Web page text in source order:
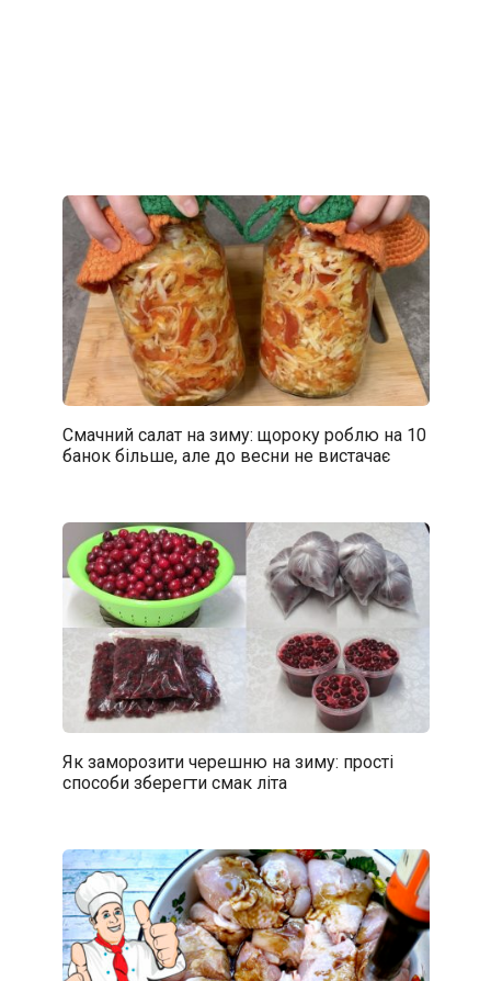
Смачний салат на зиму: щороку роблю на 10
банок більше, але до весни не вистачає
Як заморозити черешню на зиму: прості
способи зберегти смак літа